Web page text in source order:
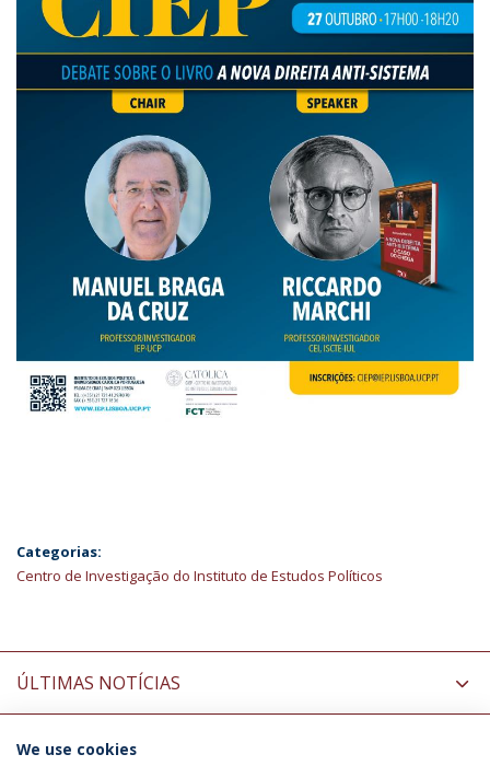
Categorias:
Centro de Investigação do Instituto de Estudos Políticos
ÚLTIMAS NOTÍCIAS
We use cookies